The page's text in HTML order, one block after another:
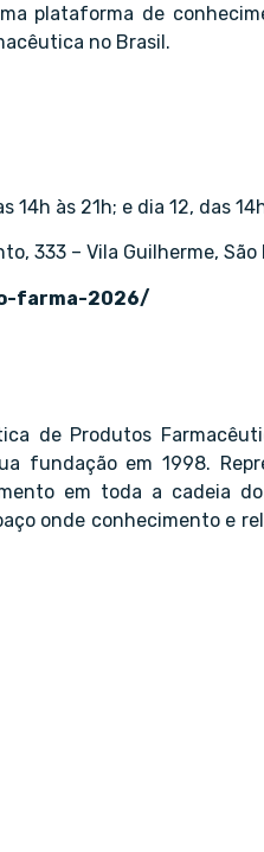
plataforma de
no Brasil.
14h às 21h; e dia 12, das
333 – Vila Guilherme, São
farma-2026/
de Produtos
fundação em 1998.
em toda a cadeia
onde conhecimento e